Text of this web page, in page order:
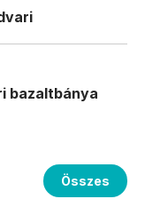
bazaltbánya
Összes